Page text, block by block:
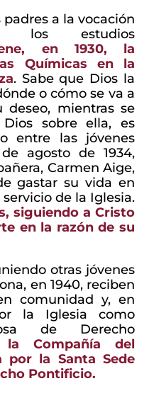
a la vocación
los estudios
en 1930, la
Químicas en la
. Sabe que Dios la
o cómo se va a
deseo, mientras se
sobre ella, es
entre las jóvenes
agosto de 1934,
Carmen Aige,
gastar su vida en
de la Iglesia.
siguiendo a Cristo
en la razón de su
otras jóvenes
en 1940, reciben
comunidad y, en
la Iglesia como
de Derecho
Compañía del
por la Santa Sede
Pontificio.